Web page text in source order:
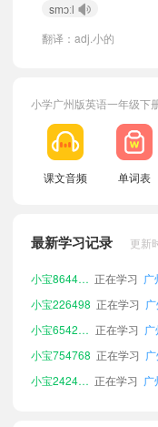
smɔːl
翻译：adj.小的
小学广州版英语一年级下
课文音频 单词表
最新学习记录 更新
小宝959262 正在学习
小宝864480 正在学习
小宝226498 正在学习
小宝654255 正在学习
小宝754768 正在学习
小宝242486 正在学习